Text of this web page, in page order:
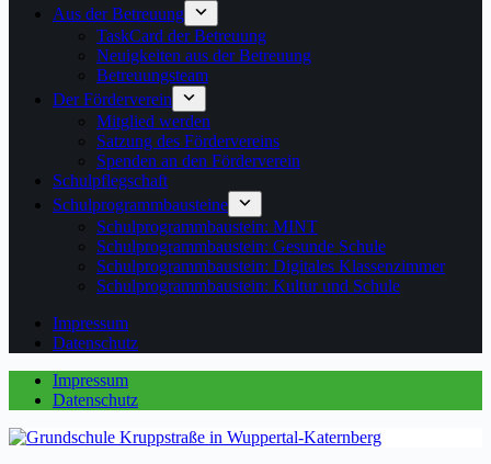
Aus der Betreuung
TaskCard der Betreuung
Neuigkeiten aus der Betreuung
Betreuungsteam
Der Förderverein
Mitglied werden
Satzung des Fördervereins
Spenden an den Förderverein
Schulpflegschaft
Schulprogrammbausteine
Schulprogrammbaustein: MINT
Schulprogrammbaustein: Gesunde Schule
Schulprogrammbaustein: Digitales Klassenzimmer
Schulprogrammbaustein: Kultur und Schule
Impressum
Datenschutz
Impressum
Datenschutz